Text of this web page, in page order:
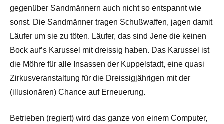
gegenüber Sandmännern auch nicht so entspannt wie
sonst. Die Sandmänner tragen Schußwaffen, jagen damit
Läufer um sie zu töten. Läufer, das sind Jene die keinen
Bock auf’s Karussel mit dreissig haben. Das Karussel ist
die Möhre für alle Insassen der Kuppelstadt, eine quasi
Zirkusveranstaltung für die Dreissigjährigen mit der
(illusionären) Chance auf Erneuerung.
Betrieben (regiert) wird das ganze von einem Computer,